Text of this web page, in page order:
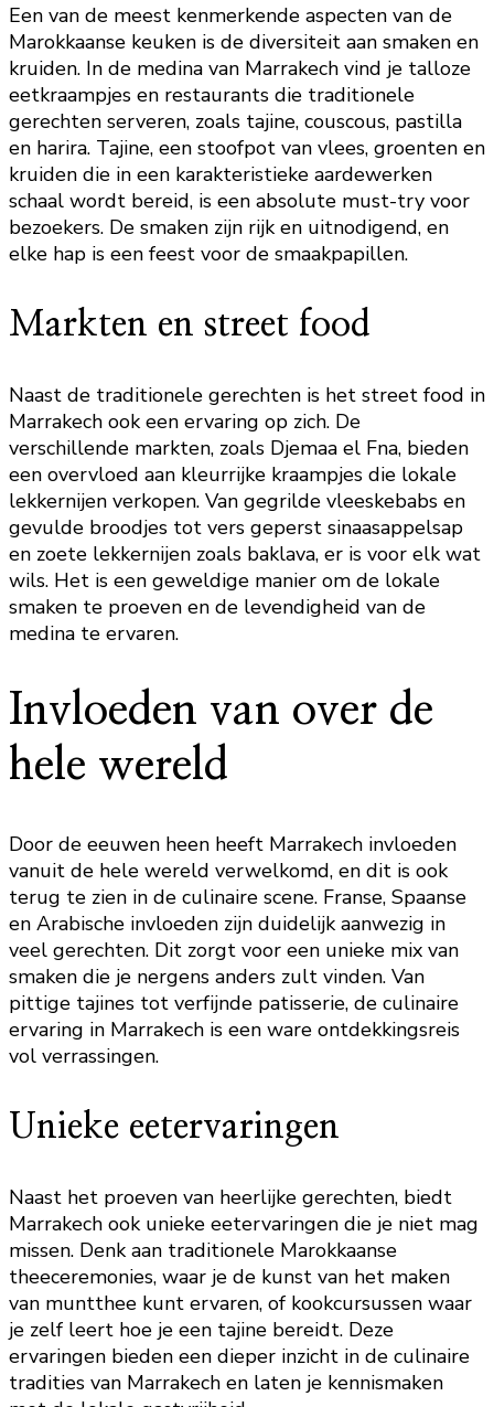
Een van de meest kenmerkende aspecten van de
Marokkaanse keuken is de diversiteit aan smaken en
kruiden. In de medina van Marrakech vind je talloze
eetkraampjes en restaurants die traditionele
gerechten serveren, zoals tajine, couscous, pastilla
en harira. Tajine, een stoofpot van vlees, groenten en
kruiden die in een karakteristieke aardewerken
schaal wordt bereid, is een absolute must-try voor
bezoekers. De smaken zijn rijk en uitnodigend, en
elke hap is een feest voor de smaakpapillen.
Markten en street food
Naast de traditionele gerechten is het street food in
Marrakech ook een ervaring op zich. De
verschillende markten, zoals Djemaa el Fna, bieden
een overvloed aan kleurrijke kraampjes die lokale
lekkernijen verkopen. Van gegrilde vleeskebabs en
gevulde broodjes tot vers geperst sinaasappelsap
en zoete lekkernijen zoals baklava, er is voor elk wat
wils. Het is een geweldige manier om de lokale
smaken te proeven en de levendigheid van de
medina te ervaren.
Invloeden van over de
hele wereld
Door de eeuwen heen heeft Marrakech invloeden
vanuit de hele wereld verwelkomd, en dit is ook
terug te zien in de culinaire scene. Franse, Spaanse
en Arabische invloeden zijn duidelijk aanwezig in
veel gerechten. Dit zorgt voor een unieke mix van
smaken die je nergens anders zult vinden. Van
pittige tajines tot verfijnde patisserie, de culinaire
ervaring in Marrakech is een ware ontdekkingsreis
vol verrassingen.
Unieke eetervaringen
Naast het proeven van heerlijke gerechten, biedt
Marrakech ook unieke eetervaringen die je niet mag
missen. Denk aan traditionele Marokkaanse
theeceremonies, waar je de kunst van het maken
van muntthee kunt ervaren, of kookcursussen waar
je zelf leert hoe je een tajine bereidt. Deze
ervaringen bieden een dieper inzicht in de culinaire
tradities van Marrakech en laten je kennismaken